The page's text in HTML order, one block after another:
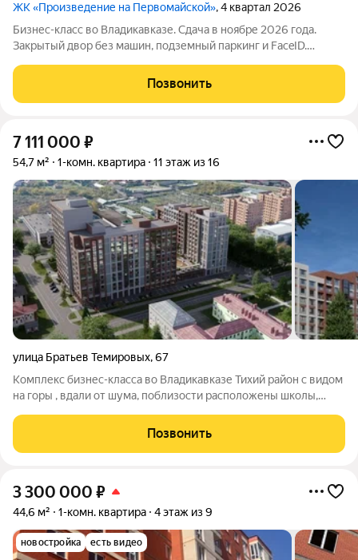
ЖК «Произведение на Первомайской», 4 квартал 2026
Бизнес-класс во Владикавказе. Сдача в ноябре 2026 года.
Закрытый двор без машин, подземный паркинг и FaceID.
сервис 24/7. Надежный актив: фасад из стеклофибробетона и
свободная планировка. Устали
Позвонить
7 111 000 ₽
54,7 м² 1-комн. квартира 11 этаж из 16
улица Братьев Темировых,67
Комплекс бизнес-класса во Владикавказе Тихий район с видом
на горы , вдали от шума, поблизости расположены школы,
игровая зона -колясочная и благоустроенная территория Это
не просто жилье, это
Позвонить
3 300 000 ₽
44,6 м² 1-комн. квартира 4 этаж из 9
новостройка есть видео